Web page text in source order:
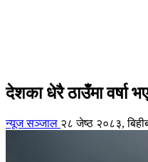
देशका धेरै ठाउँमा वर्षा
न्यूज सञ्जाल २८ जेष्ठ २०८३,